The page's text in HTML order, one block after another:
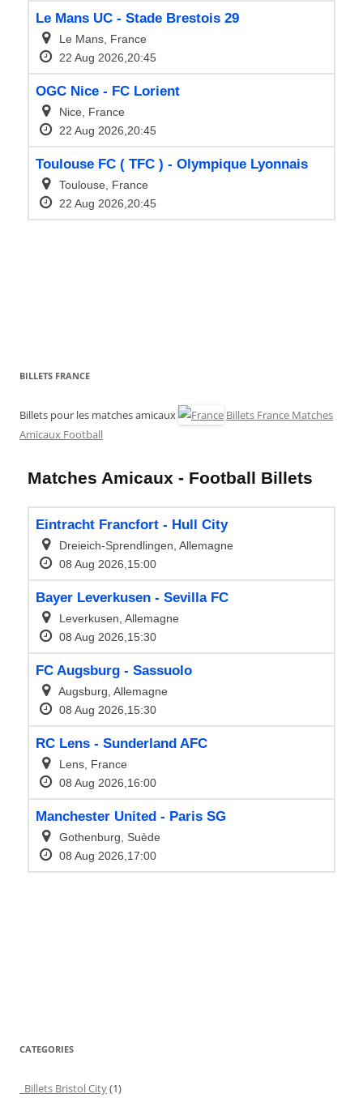
BILLETS FRANCE
Billets pour les matches amicaux
Billets France Matches
Amicaux Football
CATEGORIES
Billets Bristol City(1)